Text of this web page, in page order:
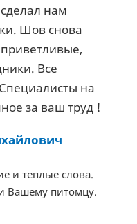
нам
Шов снова
Все
на
за ваш труд !
и теплые слова.
Вашему питомцу.